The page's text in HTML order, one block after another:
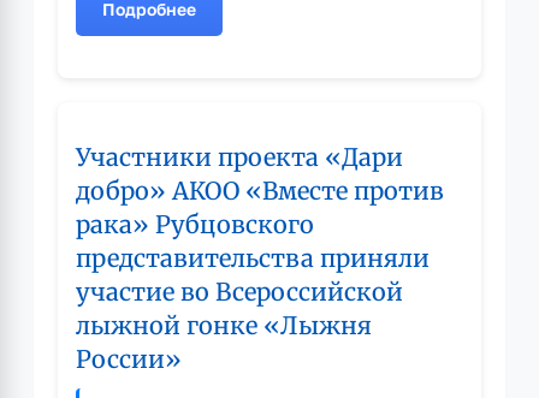
Подробнее
о
Почётный
гражданин
города
Рубцовска
Федор
Иванович
Орлов
отметил
свой
Участники проекта «Дари
добро» АКОО «Вместе против
рака» Рубцовского
представительства приняли
участие во Всероссийской
лыжной гонке «Лыжня
России»